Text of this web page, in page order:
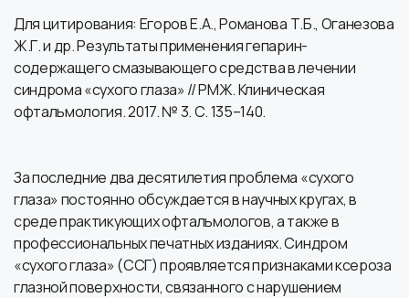
Для цитирования: Егоров Е.А., Романова Т.Б., Оганезова
Ж.Г. и др. Результаты применения гепарин-
содержащего смазывающего средства в лечении
синдрома «сухого глаза» // РМЖ. Клиническая
офтальмология. 2017. № 3. С. 135–140.
За последние два десятилетия проблема «сухого
глаза» постоянно обсуждается в научных кругах, в
среде практикующих офтальмологов, а также в
профессиональных печатных изданиях. Синдром
«сухого глаза» (ССГ) проявляется признаками ксероза
глазной поверхности, связанного с нарушением